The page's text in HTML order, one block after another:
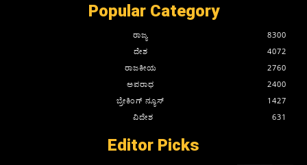
Popular Category
ರಾಜ್ಯ
8300
ದೇಶ
4072
ರಾಜಕೀಯ
2760
ಅಪರಾಧ
2400
ಬ್ರೇಕಿಂಗ್ ನ್ಯೂಸ್
1427
ವಿದೇಶ
631
Editor Picks